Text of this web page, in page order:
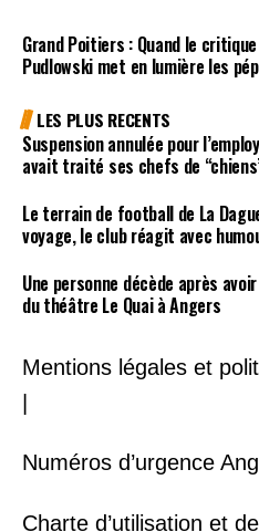
Grand Poitiers : Quand le
Pudlowski met en lumière les
LES PLUS RECENTS
Suspension annulée pour
avait traité ses chefs de
Le terrain de football de La
voyage, le club réagit avec
Une personne décède après
du théâtre Le Quai à Angers
Mentions légales et
|
Numéros d’urgence
Charte d’utilisation et